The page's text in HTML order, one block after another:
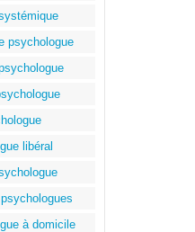
psychologue
libéral
à domicile